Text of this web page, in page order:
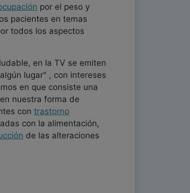
por el peso y
pacientes en temas
todos los aspectos
en la TV se emiten
lugar" , con intereses
en que consiste una
nuestra forma de
con trastorno
con la alimentación,
de las alteraciones